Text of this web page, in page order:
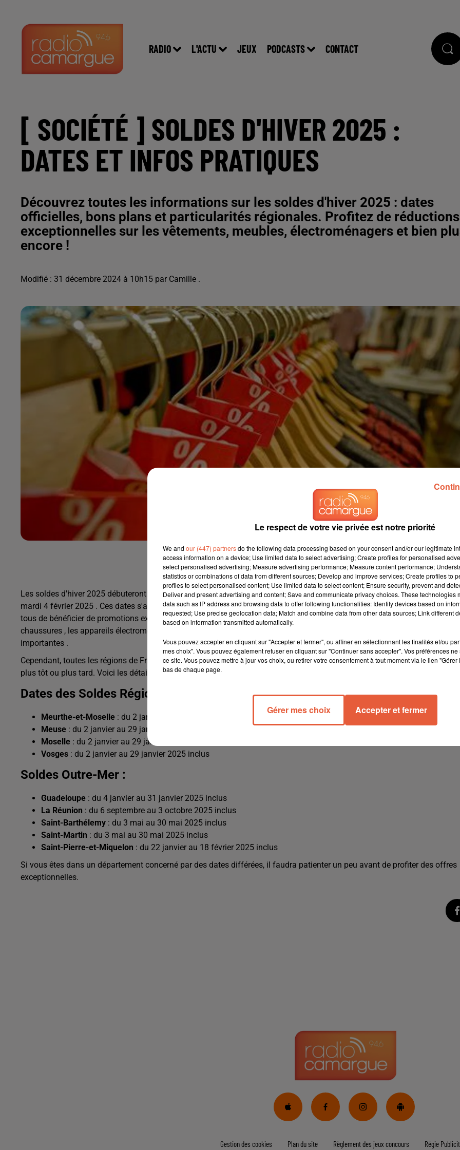
RADIO L'ACTU JEUX PODCASTS CONTACT
[ SOCIÉTÉ ] SOLDES D'HIVER 2025 :
DATES ET INFOS PRATIQUES
Découvrez toutes les informations sur les soldes d'hiver 2025 : dates
officielles, bons plans et particularités régionales. Profitez de réductions
exceptionnelles sur les vêtements, meubles, électroménagers et bien
encore !
Modifié : 31 décembre 2024 à 10h15 par Camille .
Dates officielles des soldes d'hiver 2025
Les soldes d'hiver 2025 débuteront obligatoirement le mercredi 8 janvier 2025 dès 8 heures et se poursuivront jusqu'au
mardi 4 février 2025 . Ces dates s'appliquent également bien au commerce physique qu'à la vente en ligne , permettant à
tous de bénéficier de promotions exceptionnelles sur une large gamme de produits. Que ce soit pour les vêtements , les
chaussures , les appareils électroménagers ou encore les meubles , cette période est idéale pour réaliser des économies
importantes .
Cependant, toutes les régions de France ne suivent pas les mêmes dates. Dans certaines zones, les ventescommencent
plus tôt ou plus tard. Voici les détails :
Dates des Soldes Régionales en Métropole :
Meurthe-et-Moselle : du 2 janvier au 29 janvier 2025 inclus
Meuse : du 2 janvier au 29 janvier 2025 inclus
Moselle : du 2 janvier au 29 janvier 2025 inclus
Vosges : du 2 janvier au 29 janvier 2025 inclus
Soldes Outre-Mer :
Guadeloupe : du 4 janvier au 31 janvier 2025 inclus
La Réunion : du 6 septembre au 3 octobre 2025 inclus
Saint-Barthélemy : du 3 mai au 30 mai 2025 inclus
Saint-Martin : du 3 mai au 30 mai 2025 inclus
Saint-Pierre-et-Miquelon : du 22 janvier au 18 février 2025 inclus
Si vous êtes dans un département concerné par des dates différées, il faudra patienter un peu avant de profiter des offres
exceptionnelles.
Le respect de votre vie privée est notre priorité
We and our (447) partnersdo the following data processing based on your consent and/or our legitimate
access information on a device; Use limited data to select advertising; Create profiles for personalised
select personalised advertising; Measure advertising performance; Measure content performance;
statistics or combinations of data from different sources; Develop and improve services; Create profiles to
profiles to select personalised content; Use limited data to select content; Ensure security, prevent and
Deliver and present advertising and content; Save and communicate privacy choices. These technologies
data such as IP address and browsing data to offer following functionalities: Identify devices based on
requested; Use precise geolocation data; Match and combine data from other data sources; Link different
based on information transmitted automatically.
Vous pouvez accepter en cliquant sur "Accepter et fermer", ou affiner en sélectionnant les finalités et/ou
mes choix". Vous pouvez également refuser en cliquant sur "Continuer sans accepter". Vos préférences
ce site. Vous pouvez mettre à jour vos choix, ou retirer votre consentement à tout moment via le lien
bas de chaque page.
Gérer mes choix Accepter et fermer